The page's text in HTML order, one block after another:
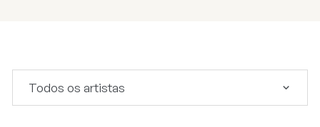
Todos os artistas